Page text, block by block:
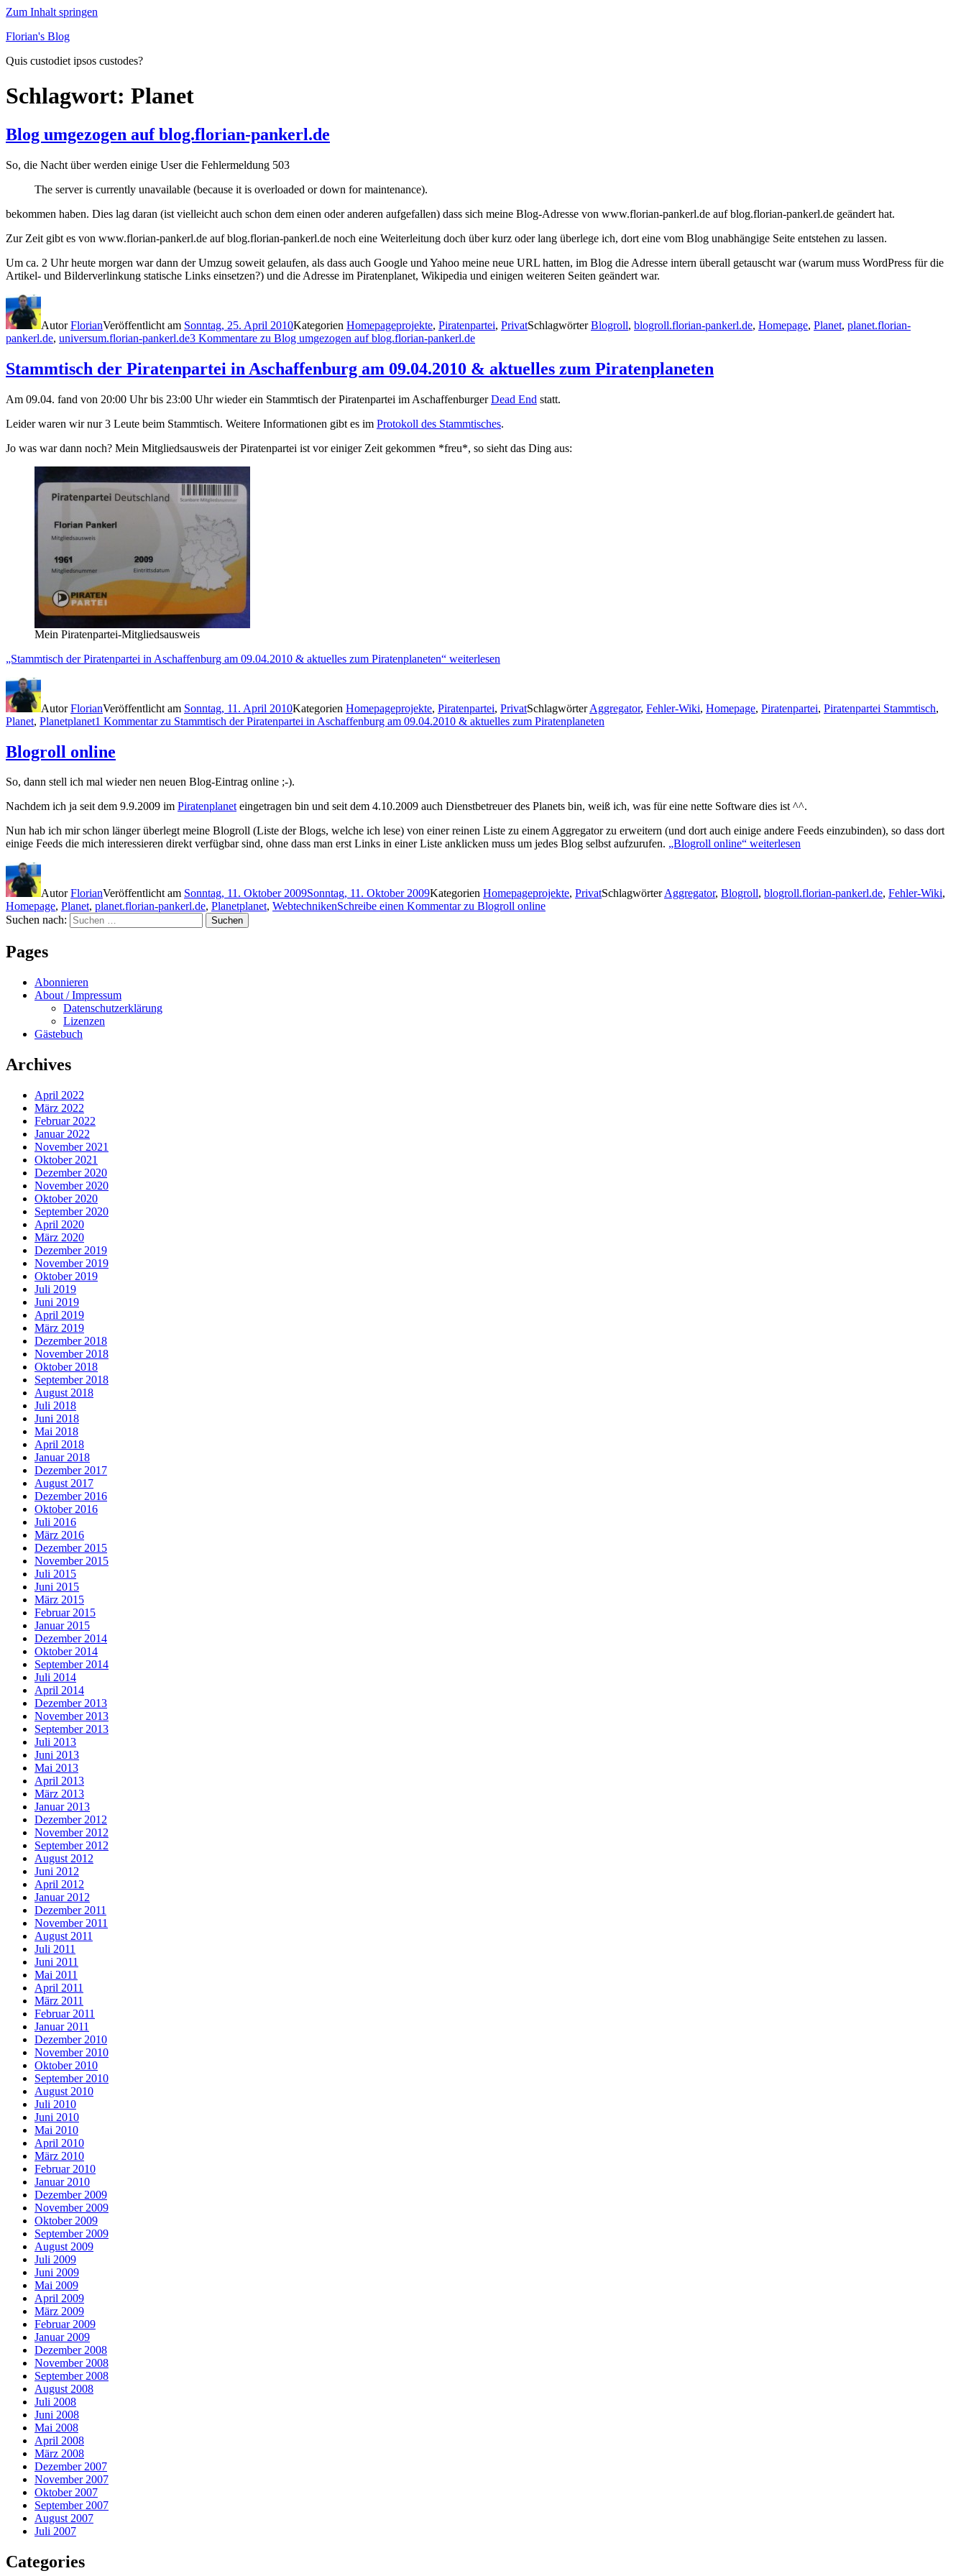
Zum Inhalt springen
Florian's Blog
Quis custodiet ipsos custodes?
Schlagwort: Planet
Blog umgezogen auf blog.florian-pankerl.de
So, die Nacht über werden einige User die Fehlermeldung 503
The server is currently unavailable (because it is overloaded or down for maintenance).
bekommen haben. Dies lag daran (ist vielleicht auch schon dem einen oder anderen aufgefallen) dass sich meine Blog-Adresse von www.florian-pankerl.de auf blog.florian-pankerl.de geändert hat.
Zur Zeit gibt es von www.florian-pankerl.de auf blog.florian-pankerl.de noch eine Weiterleitung doch über kurz oder lang überlege ich, dort eine vom Blog unabhängige Seite entstehen zu lassen.
Um ca. 2 Uhr heute morgen war dann der Umzug soweit gelaufen, als dass auch Google und Yahoo meine neue URL hatten, im Blog die Adresse intern überall getauscht war (warum muss WordPress für die
Artikel- und Bilderverlinkung statische Links einsetzen?) und die Adresse im Piratenplanet, Wikipedia und einigen weiteren Seiten geändert war.
AutorFlorianVeröffentlicht am Sonntag, 25. April 2010Kategorien Homepageprojekte, Piratenpartei, PrivatSchlagwörterBlogroll, blogroll.florian-pankerl.de, Homepage, Planet, planet.florian-
pankerl.de, universum.florian-pankerl.de3 Kommentare zu Blog umgezogen auf blog.florian-pankerl.de
Stammtisch der Piratenpartei in Aschaffenburg am 09.04.2010 & aktuelles zum Piratenplaneten
Am 09.04. fand von 20:00 Uhr bis 23:00 Uhr wieder ein Stammtisch der Piratenpartei im AschaffenburgerDead End statt.
Leider waren wir nur 3 Leute beim Stammtisch. Weitere Informationen gibt es im Protokoll des Stammtisches.
Jo was war dann noch? Mein Mitgliedsausweis der Piratenpartei ist vor einiger Zeit gekommen *freu*, so sieht das Ding aus:
Mein Piratenpartei-Mitgliedsausweis
„Stammtisch der Piratenpartei in Aschaffenburg am 09.04.2010 & aktuelles zum Piratenplaneten“ weiterlesen
AutorFlorianVeröffentlicht am Sonntag, 11. April 2010Kategorien Homepageprojekte, Piratenpartei, PrivatSchlagwörterAggregator, Fehler-Wiki, Homepage, Piratenpartei, Piratenpartei Stammtisch,
Planet, Planetplanet1 Kommentarzu Stammtisch der Piratenpartei in Aschaffenburg am 09.04.2010 & aktuelles zum Piratenplaneten
Blogroll online
So, dann stell ich mal wieder nen neuen Blog-Eintrag online ;-).
Nachdem ich ja seit dem 9.9.2009 im Piratenplaneteingetragen bin und seit dem 4.10.2009 auch Dienstbetreuer des Planets bin, weiß ich, was für eine nette Software dies ist ^^.
Nun hab ich mir schon länger überlegt meine Blogroll (Liste der Blogs, welche ich lese) von einer reinen Liste zu einem Aggregator zu erweitern (und dort auch einige andere Feeds einzubinden), so dass dort
einige Feeds die mich interessieren direkt verfügbar sind, ohne dass man erst Links in einer Liste anklicken muss um jedes Blog selbst aufzurufen. „Blogroll online“ weiterlesen
AutorFlorianVeröffentlicht am Sonntag, 11. Oktober 2009Sonntag, 11. Oktober 2009Kategorien Homepageprojekte, PrivatSchlagwörterAggregator, Blogroll, blogroll.florian-pankerl.de, Fehler-Wiki,
Homepage, Planet, planet.florian-pankerl.de, Planetplanet, WebtechnikenSchreibe einen Kommentarzu Blogroll online
Suchen nach:
Suchen
Pages
Abonnieren
About / Impressum
Datenschutzerklärung
Lizenzen
Gästebuch
Archives
April 2022
März 2022
Februar 2022
Januar 2022
November 2021
Oktober 2021
Dezember 2020
November 2020
Oktober 2020
September 2020
April 2020
März 2020
Dezember 2019
November 2019
Oktober 2019
Juli 2019
Juni 2019
April 2019
März 2019
Dezember 2018
November 2018
Oktober 2018
September 2018
August 2018
Juli 2018
Juni 2018
Mai 2018
April 2018
Januar 2018
Dezember 2017
August 2017
Dezember 2016
Oktober 2016
Juli 2016
März 2016
Dezember 2015
November 2015
Juli 2015
Juni 2015
März 2015
Februar 2015
Januar 2015
Dezember 2014
Oktober 2014
September 2014
Juli 2014
April 2014
Dezember 2013
November 2013
September 2013
Juli 2013
Juni 2013
Mai 2013
April 2013
März 2013
Januar 2013
Dezember 2012
November 2012
September 2012
August 2012
Juni 2012
April 2012
Januar 2012
Dezember 2011
November 2011
August 2011
Juli 2011
Juni 2011
Mai 2011
April 2011
März 2011
Februar 2011
Januar 2011
Dezember 2010
November 2010
Oktober 2010
September 2010
August 2010
Juli 2010
Juni 2010
Mai 2010
April 2010
März 2010
Februar 2010
Januar 2010
Dezember 2009
November 2009
Oktober 2009
September 2009
August 2009
Juli 2009
Juni 2009
Mai 2009
April 2009
März 2009
Februar 2009
Januar 2009
Dezember 2008
November 2008
September 2008
August 2008
Juli 2008
Juni 2008
Mai 2008
April 2008
März 2008
Dezember 2007
November 2007
Oktober 2007
September 2007
August 2007
Juli 2007
Categories